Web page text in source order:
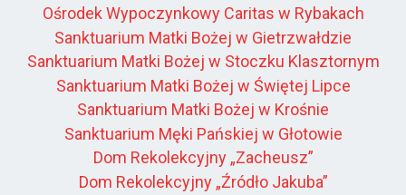
Ośrodek Wypoczynkowy Caritas w Rybakach
Sanktuarium Matki Bożej w Gietrzwałdzie
Sanktuarium Matki Bożej w Stoczku Klasztornym
Sanktuarium Matki Bożej w Świętej Lipce
Sanktuarium Matki Bożej w Krośnie
Sanktuarium Męki Pańskiej w Głotowie
Dom Rekolekcyjny „Zacheusz”
Dom Rekolekcyjny „Źródło Jakuba”